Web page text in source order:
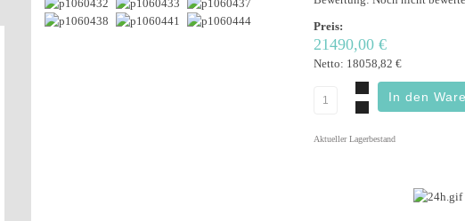
Preis:
21490,00 €
Netto: 18058,82 €
Aktueller Lagerbestand